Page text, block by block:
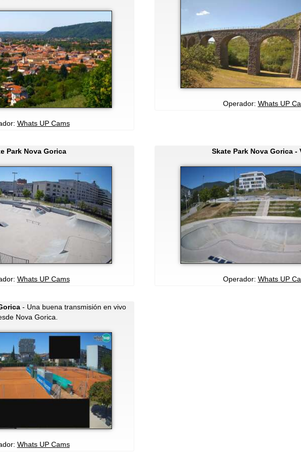
Whats UP Cams
Operador: Whats UP
Park Nova Gorica
Whats UP Cams
Skate Park Nova Gorica -
Operador: Whats UP
- Una buena transmisión en vivo
Nova Gorica.
Whats UP Cams